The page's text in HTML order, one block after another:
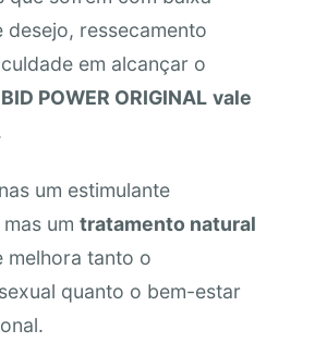
desejo, ressecamento
em alcançar o
POWER ORIGINAL vale
um estimulante
um tratamento natural
melhora tanto o
quanto o bem-estar